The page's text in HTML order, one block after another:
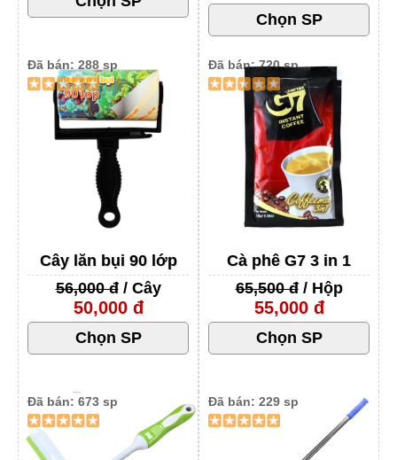
Cà phê G7 3 in 1
65,500 đ/ Hộp
55,000 đ
Đã bán: 720 sp
Cây lăn bụi 90 lớp
56,000 đ/ Cây
50,000 đ
Đã bán: 288 sp
Đã bán: 229 sp
Đã bán: 673 sp